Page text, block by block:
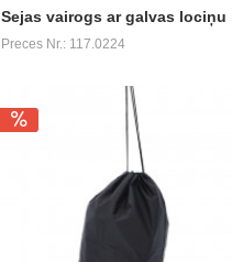
Sejas vairogs ar galvas lociņu
Preces Nr.: 117.0224